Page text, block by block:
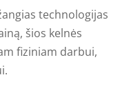
technologijas
šios kelnės
fiziniam darbui,